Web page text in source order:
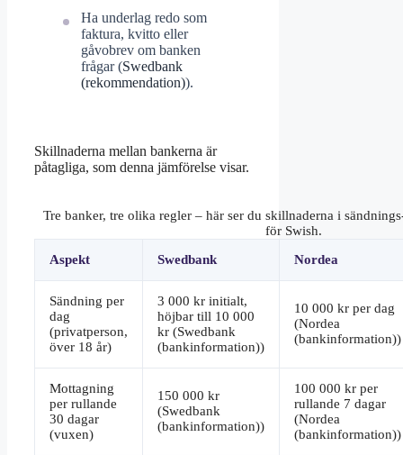
Ha underlag redo som
faktura, kvitto eller
gåvobrev om banken
frågar (Swedbank
(rekommendation)).
Skillnaderna mellan bankerna är
påtagliga, som denna jämförelse visar.
Tre banker, tre olika regler – här ser du skillnaderna i
för Swish.
Aspekt
Swedbank Nordea
Sändning per
dag
(privatperson,
över 18 år)
3 000 kr initialt,
höjbar till 10 000
kr (Swedbank
(bankinformation))
10 000 kr per dag
(Nordea
(bankinformation))
Mottagning
per rullande
30 dagar
(vuxen)
150 000 kr
(Swedbank
(bankinformation))
100 000 kr per
rullande 7 dagar
(Nordea
(bankinformation))